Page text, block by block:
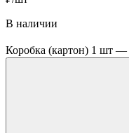
В наличии
Коробка (картон) 1 шт —